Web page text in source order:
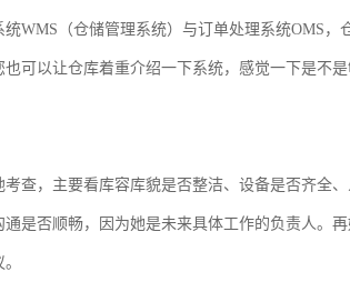
WMS（仓储管理系统）与订单处理系统OMS
可以让仓库着重介绍一下系统，感觉一下是不
查，主要看库容库貌是否整洁、设备是否齐全
是否顺畅，因为她是未来具体工作的负责人。